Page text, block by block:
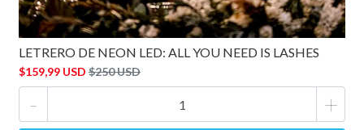
LETRERO DE NEON LED: ALL YOU NEED IS LASHES
$159,99 USD $250 USD
- +